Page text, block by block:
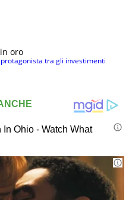
oro
protagonista tra gli investimenti